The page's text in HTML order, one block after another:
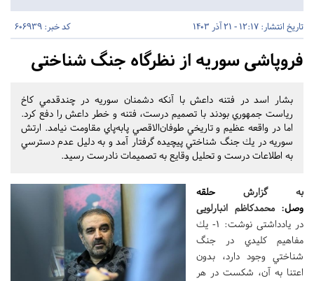
تاریخ انتشار: 12:17 - 21 آذر 1403 کد خبر: 606939
فروپاشی سوريه از نظرگاه جنگ شناختی
بشار اسد در فتنه داعش با آنكه دشمنان سوريه در چندقدمي كاخ
رياست جمهوري بودند با تصميم درست، فتنه و خطر داعش را دفع كرد.
اما در واقعه عظيم و تاريخي طوفان‌الاقصي پابه‌پاي مقاومت نيامد. ارتش
سوريه در يك جنگ شناختي پيچيده گرفتار آمد و به دليل عدم دسترسي
به اطلاعات درست و تحليل وقايع به تصميمات نادرست رسيد.
به گزارش حلقه
وصل: محمدکاظم انبارلویی
در یادداشتی نوشت: 1- يك
مفاهيم كليدي در جنگ
شناختي وجود دارد، بدون
اعتنا به آن، شكست در هر